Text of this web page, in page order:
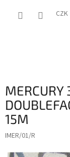
CZK
15M
IMER/01/R